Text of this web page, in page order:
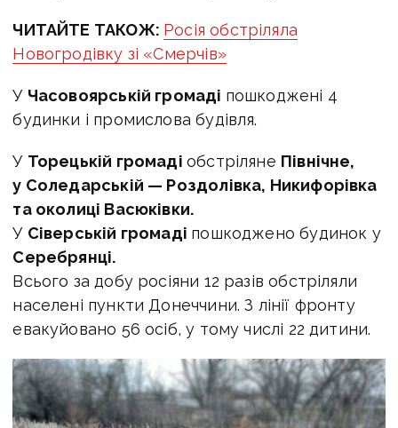
ЧИТАЙТЕ ТАКОЖ: Росія обстріляла
Новогродівку зі «Смерчів»
У Часовоярській громаді пошкоджені 4
будинки і промислова будівля.
У Торецькій громадіобстріляне Північне,
у Соледарській — Роздолівка, Никифорівка
та околиці Васюківки.
У Сіверській громаді пошкоджено будинок у
Серебрянці.
Всього за добу росіяни 12 разів обстріляли
населені пункти Донеччини. З лінії фронту
евакуйовано 56 осіб, у тому числі 22 дитини.